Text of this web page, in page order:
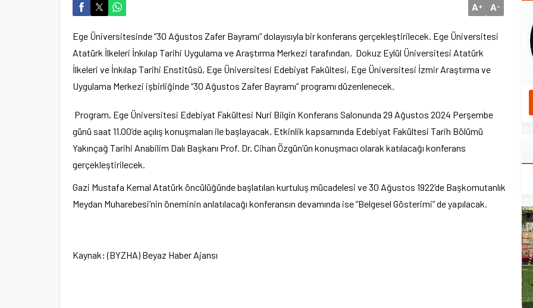
A+ A-
Ege Üniversitesinde “30 Ağustos Zafer Bayramı” dolayısıyla bir konferans gerçekleştirilecek. Ege Üniversitesi
Atatürk İlkeleri İnkılap Tarihi Uygulama ve Araştırma Merkezi tarafından, Dokuz Eylül Üniversitesi Atatürk
İlkeleri ve İnkılap Tarihi Enstitüsü, Ege Üniversitesi Edebiyat Fakültesi, Ege Üniversitesi İzmir Araştırma ve
Uygulama Merkezi işbirliğinde “30 Ağustos Zafer Bayramı” programı düzenlenecek.
Program, Ege Üniversitesi Edebiyat Fakültesi Nuri Bilgin Konferans Salonunda 29 Ağustos 2024 Perşembe
günü saat 11.00’de açılış konuşmaları ile başlayacak. Etkinlik kapsamında Edebiyat Fakültesi Tarih Bölümü
Yakınçağ Tarihi Anabilim Dalı Başkanı Prof. Dr. Cihan Özgün’ün konuşmacı olarak katılacağı konferans
gerçekleştirilecek.
Gazi Mustafa Kemal Atatürk öncülüğünde başlatılan kurtuluş mücadelesi ve 30 Ağustos 1922’de Başkomutanlık
Meydan Muharebesi’nin öneminin anlatılacağı konferansın devamında ise “Belgesel Gösterimi” de yapılacak.
Kaynak: (BYZHA) Beyaz Haber Ajansı